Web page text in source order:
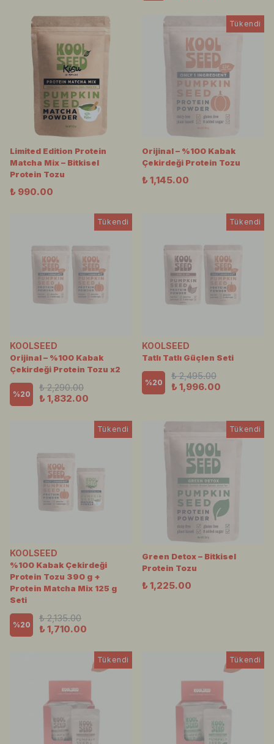
Limited Edition Protein
Matcha Mix – Bitkisel
Protein Tozu
₺ 990.00
Tükendi
Orijinal – %100 Kabak
Çekirdeği Protein Tozu
₺ 1,145.00
Tükendi
KOOLSEED
Orijinal – %100 Kabak
Çekirdeği Protein Tozu x2
%20
₺ 2,290.00
₺ 1,832.00
Tükendi
KOOLSEED
Tatlı Tatlı Güçlen Seti
%20
₺ 2,495.00
₺ 1,996.00
Tükendi
KOOLSEED
%100 Kabak Çekirdeği
Protein Tozu 390 g +
Protein Matcha Mix 125 g
Seti
%20
₺ 2,135.00
₺ 1,710.00
Tükendi
Green Detox – Bitkisel
Protein Tozu
₺ 1,225.00
Tükendi Tükendi